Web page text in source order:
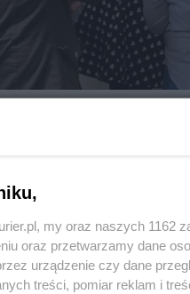
i gimnazjów
i liceów. Jak się
a do liceów... 13 lipca.
REKLAMA
my oraz naszych 1162
oraz przetwarzamy dane
urządzenie czy dane
treści, pomiar reklam i